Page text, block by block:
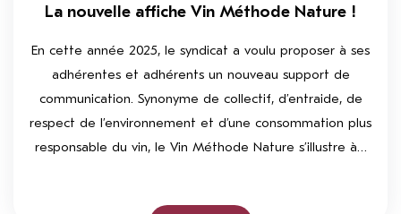
La nouvelle affiche Vin Méthode Nature !
En cette année 2025, le syndicat a voulu proposer à ses
adhérentes et adhérents un nouveau support de
communication. Synonyme de collectif, d’entraide, de
respect de l’environnement et d’une consommation plus
responsable du vin, le Vin Méthode Nature s’illustre à…